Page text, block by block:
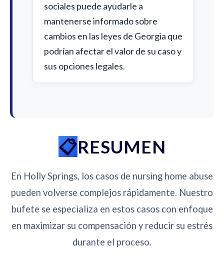
sociales puede ayudarle a
mantenerse informado sobre
cambios en las leyes de Georgia que
podrían afectar el valor de su caso y
sus opciones legales.
RESUMEN
En Holly Springs, los casos de nursing home abuse
pueden volverse complejos rápidamente. Nuestro
bufete se especializa en estos casos con enfoque
en maximizar su compensación y reducir su estrés
durante el proceso.